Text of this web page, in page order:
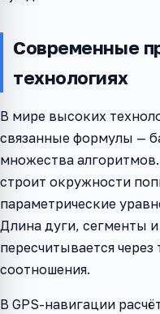
Современные
технологиях
В мире высоких
связанные формулы —
множества
строит окружности
параметрические
Длина дуги, сегменты
пересчитывается
соотношения.
В GPS-навигации